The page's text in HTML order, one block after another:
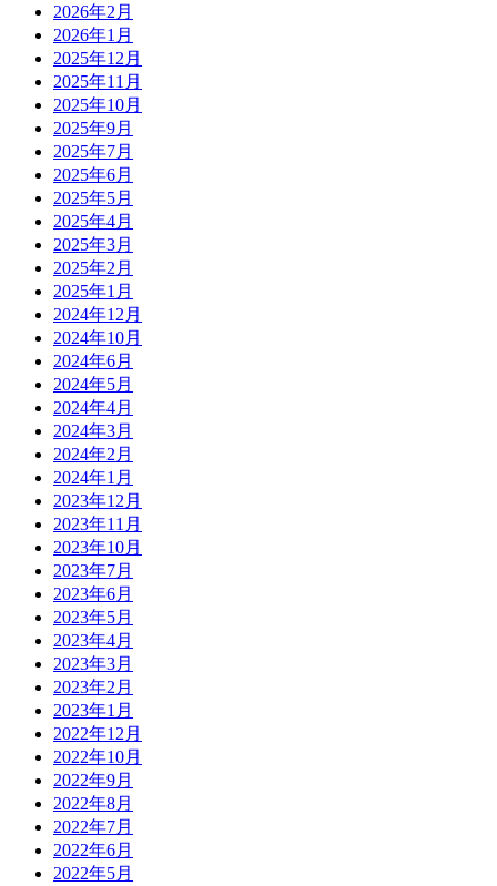
2026年2月
2026年1月
2025年12月
2025年11月
2025年10月
2025年9月
2025年7月
2025年6月
2025年5月
2025年4月
2025年3月
2025年2月
2025年1月
2024年12月
2024年10月
2024年6月
2024年5月
2024年4月
2024年3月
2024年2月
2024年1月
2023年12月
2023年11月
2023年10月
2023年7月
2023年6月
2023年5月
2023年4月
2023年3月
2023年2月
2023年1月
2022年12月
2022年10月
2022年9月
2022年8月
2022年7月
2022年6月
2022年5月